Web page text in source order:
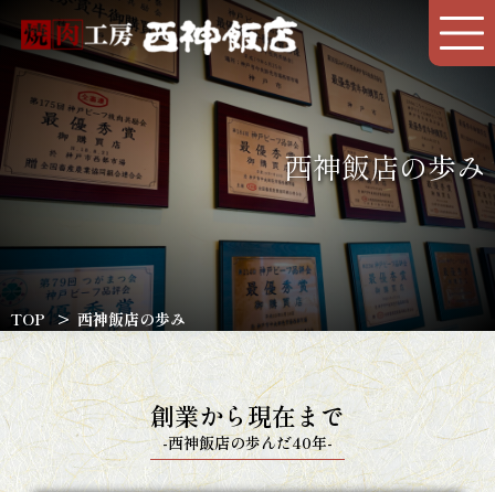
西神飯店の歩み
TOP 西神飯店の歩み
創業から現在まで
-西神飯店の歩んだ40年-